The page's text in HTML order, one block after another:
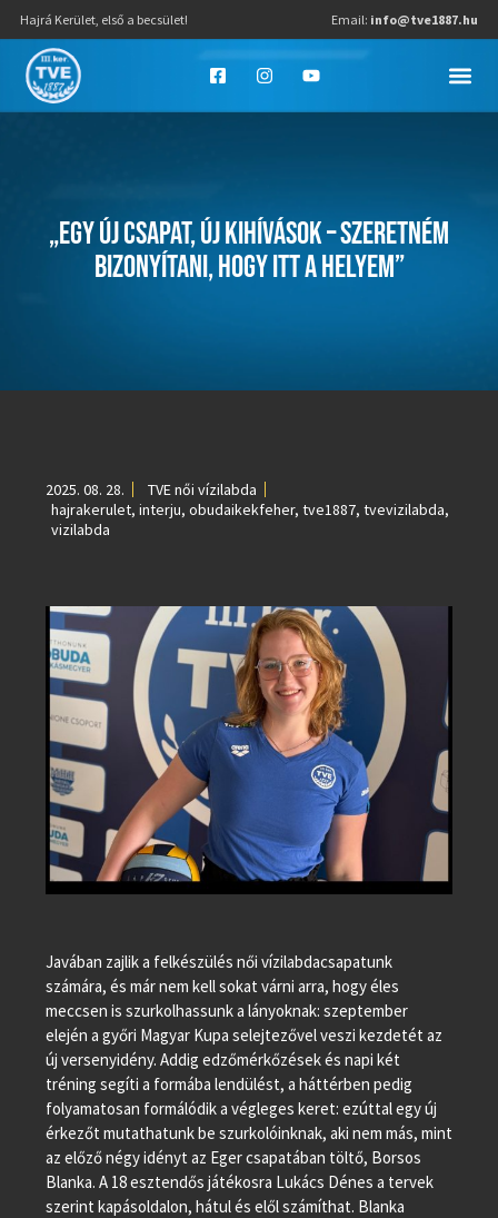
Hajrá Kerület, első a becsület! Email: info@tve1887.hu
„EGY ÚJ CSAPAT, ÚJ KIHÍVÁSOK – SZERETNÉM
BIZONYÍTANI, HOGY ITT A HELYEM”
2025. 08. 28.
TVE női vízilabda
hajrakerulet, interju, obudaikekfeher, tve1887, tvevizilabda,
vizilabda
Javában zajlik a felkészülés női vízilabdacsapatunk
számára, és már nem kell sokat várni arra, hogy éles
meccsen is szurkolhassunk a lányoknak: szeptember
elején a győri Magyar Kupa selejtezővel veszi kezdetét az
új versenyidény. Addig edzőmérkőzések és napi két
tréning segíti a formába lendülést, a háttérben pedig
folyamatosan formálódik a végleges keret: ezúttal egy új
érkezőt mutathatunk be szurkolóinknak, aki nem más, mint
az előző négy idényt az Eger csapatában töltő, Borsos
Blanka. A 18 esztendős játékosra Lukács Dénes a tervek
szerint kapásoldalon, hátul és elől számíthat. Blanka